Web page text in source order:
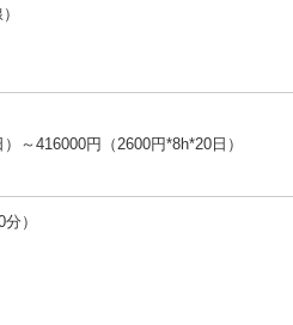
～416000円（2600円*8h*20日）
分）